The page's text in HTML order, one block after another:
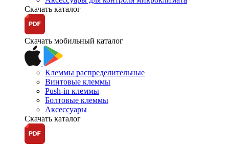
Скачать каталог
Скачать мобильный каталог
Клеммы распределительные
Винтовые клеммы
Push-in клеммы
Болтовые клеммы
Аксессуары
Скачать каталог